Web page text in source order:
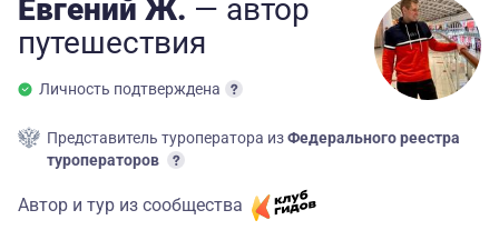
Евгений Ж. — автор
путешествия
Личность подтверждена
Представитель туроператора изФедерального реестра
туроператоров
Автор и тур из сообщества